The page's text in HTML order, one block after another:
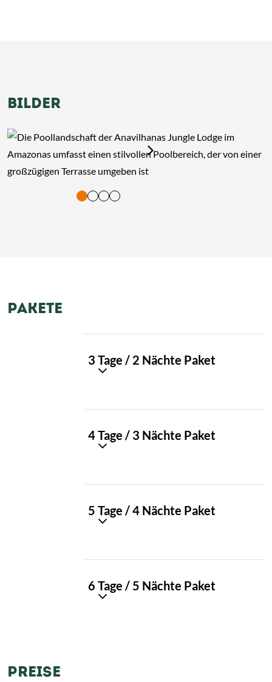
BILDER
und Vorlesen der Inhalte mit Leertaste oder Tabulator-
PAKETE
3 Tage / 2 Nächte Paket
4 Tage / 3 Nächte Paket
5 Tage / 4 Nächte Paket
6 Tage / 5 Nächte Paket
PREISE